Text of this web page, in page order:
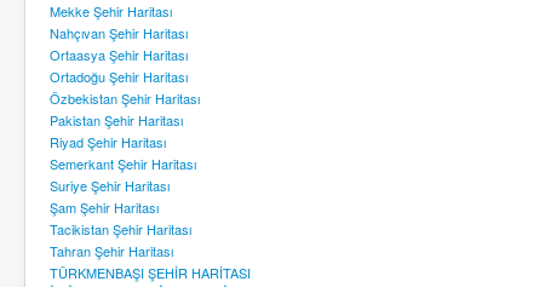
Mekke Şehir Haritası
Nahçıvan Şehir Haritası
Ortaasya Şehir Haritası
Ortadoğu Şehir Haritası
Özbekistan Şehir Haritası
Pakistan Şehir Haritası
Riyad Şehir Haritası
Semerkant Şehir Haritası
Suriye Şehir Haritası
Şam Şehir Haritası
Tacikistan Şehir Haritası
Tahran Şehir Haritası
TÜRKMENBAŞI ŞEHİR HARİTASI